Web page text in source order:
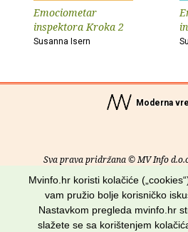
Emociometar
inspektora Kroka 2
Susanna Isern
Moderna
Sva prava pridržana © MV Info
Uvjeti
Potraži nas na:
Mvinfo.hr koristi kolačiće
vam pružio bolje korisničko
Nastavkom pregleda mvinfo.hr
slažete se sa korištenjem